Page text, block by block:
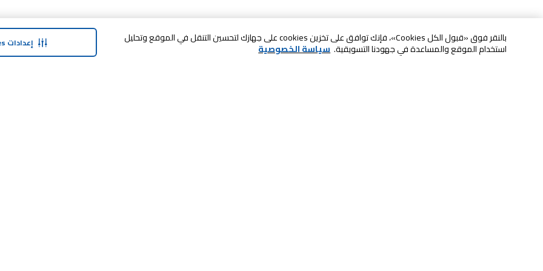
بالنقر فوق «قبول الكل Cookies»، فإنك توافق على تخزين cookies على جهازك لتحسين التنقل في الموقع وتحليل
استخدام الموقع والمساعدة في جهودنا التسويقية. سياسة الخصوصية إعدادات Cookies
وفر معنا